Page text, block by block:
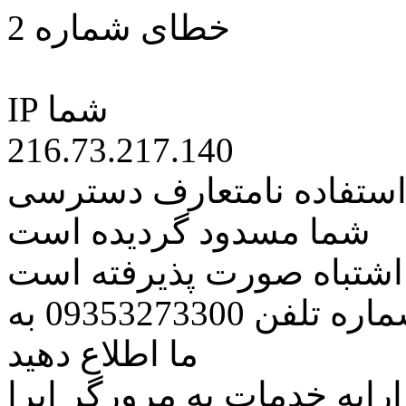
خطای شماره 2
IP شما
216.73.217.140
نامتعارف دسترسی
شما مسدود گردیده است
اشتباه صورت پذیرفته است
مراتب این مسئله را از طریق شماره تلفن 09353273300 به
ما اطلاع دهید
خدمات به مرورگر اپرا